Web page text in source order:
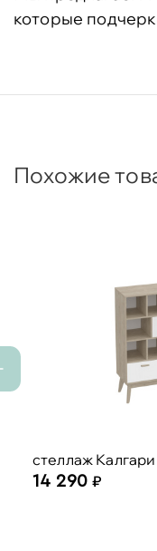
которые
Похожие
стеллаж Калгари
14 290